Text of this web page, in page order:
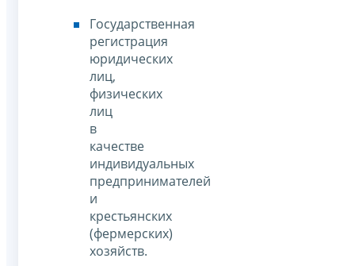
Государственная
регистрация
юридических
лиц,
физических
лиц
в
качестве
индивидуальных
предпринимателей
и
крестьянских
(фермерских)
хозяйств.